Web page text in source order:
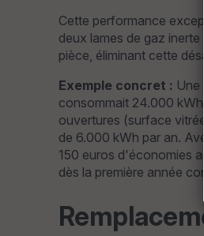
Cette performance
deux lames de gaz
pièce, éliminant cette
Exemple concret : Une
consommait 24.000
ouvertures (surface
de 6.000 kWh par an.
150 euros d'économies
dès la première année